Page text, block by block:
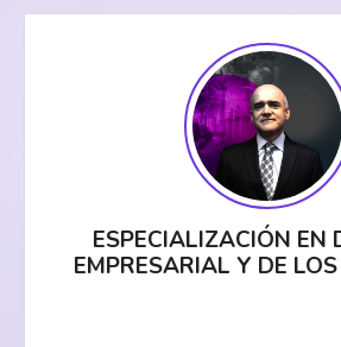
ESPECIALIZACIÓN EN
EMPRESARIAL Y DE